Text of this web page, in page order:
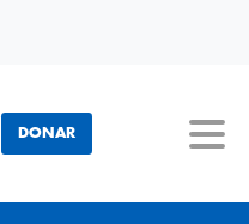
DONAR